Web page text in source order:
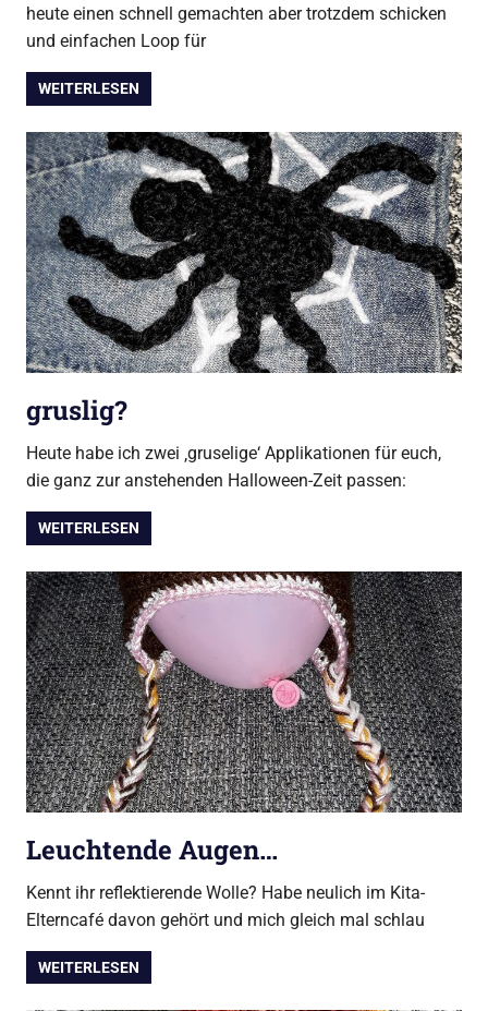
heute einen schnell gemachten aber trotzdem schicken
und einfachen Loop für
WEITERLESEN
gruslig?
Heute habe ich zwei ‚gruselige‘ Applikationen für euch,
die ganz zur anstehenden Halloween-Zeit passen:
WEITERLESEN
Leuchtende Augen…
Kennt ihr reflektierende Wolle? Habe neulich im Kita-
Elterncafé davon gehört und mich gleich mal schlau
WEITERLESEN